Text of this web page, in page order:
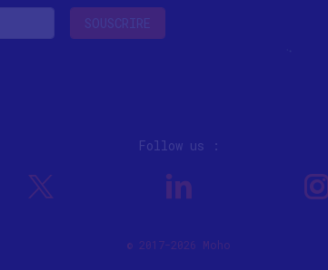
Follow us :
© 2017-2026 Moho